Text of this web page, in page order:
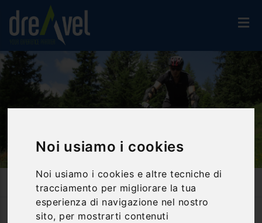
Noi usiamo i cookies
Noi usiamo i cookies e altre tecniche di
tracciamento per migliorare la tua
esperienza di navigazione nel nostro
sito, per mostrarti contenuti
Attività Ed Esperienze
Bike & E-Bike
Mountain Bike Enduro: La Discesa Delle Aquile!